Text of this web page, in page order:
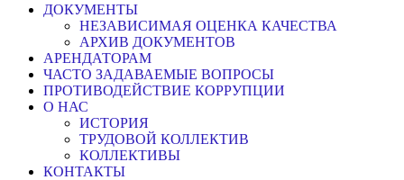
ДОКУМЕНТЫ
НЕЗАВИСИМАЯ ОЦЕНКА КАЧЕСТВА
АРХИВ ДОКУМЕНТОВ
АРЕНДАТОРАМ
ЧАСТО ЗАДАВАЕМЫЕ ВОПРОСЫ
ПРОТИВОДЕЙСТВИЕ КОРРУПЦИИ
О НАС
ИСТОРИЯ
ТРУДОВОЙ КОЛЛЕКТИВ
КОЛЛЕКТИВЫ
КОНТАКТЫ